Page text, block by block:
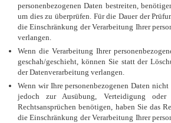
personenbezogenen Daten bestreiten,
um dies zu überprüfen. Für die Dauer der
die Einschränkung der Verarbeitung Ihrer
verlangen.
Wenn die Verarbeitung Ihrer
geschah/geschieht, können Sie statt der
der Datenverarbeitung verlangen.
Wenn wir Ihre personenbezogenen Daten
jedoch zur Ausübung, Verteidigung oder
Rechtsansprüchen benötigen, haben Sie das
die Einschränkung der Verarbeitung Ihrer